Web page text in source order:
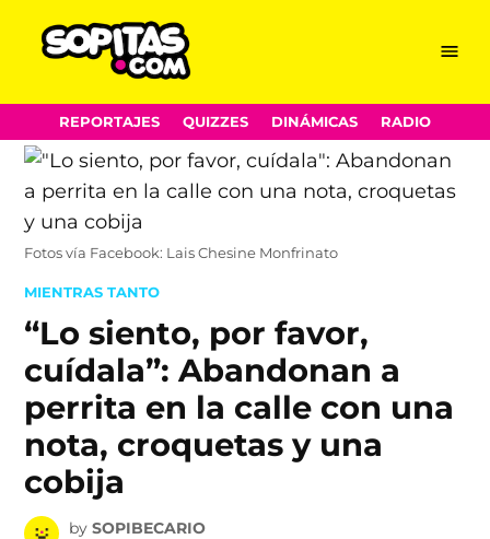
Skip
to
content
Menu
REPORTAJES QUIZZES DINÁMICAS RADIO
Fotos vía Facebook: Lais Chesine Monfrinato
POSTED
MIENTRAS TANTO
“Lo siento, por favor,
cuídala”: Abandonan a
perrita en la calle con una
nota, croquetas y una
cobija
by SOPIBECARIO